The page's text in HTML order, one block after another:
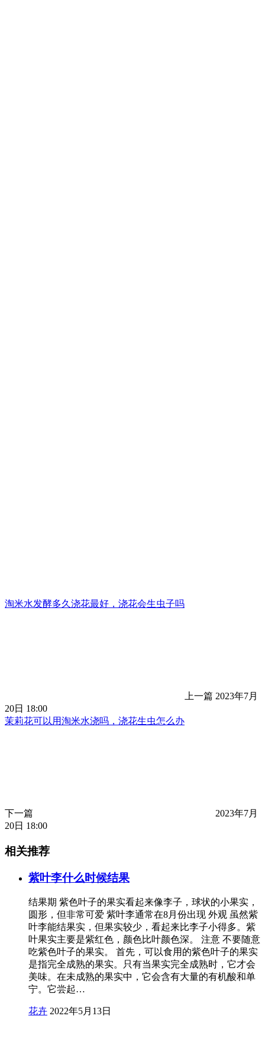
淘米水发酵多久浇花最好，浇花会生虫子吗
上一篇 2023年7月
20日 18:00
茉莉花可以用淘米水浇吗，浇花生虫怎么办
下一篇
2023年7月
20日 18:00
相关推荐
紫叶李什么时候结果
结果期 紫色叶子的果实看起来像李子，球状的小果实，
圆形，但非常可爱 紫叶李通常在8月份出现 外观 虽然紫
叶李能结果实，但果实较少，看起来比李子小得多。紫
叶果实主要是紫红色，颜色比叶颜色深。 注意 不要随意
吃紫色叶子的果实。 首先，可以食用的紫色叶子的果实
是指完全成熟的果实。只有当果实完全成熟时，它才会
美味。在未成熟的果实中，它会含有大量的有机酸和单
宁。它尝起…
花卉 2022年5月13日